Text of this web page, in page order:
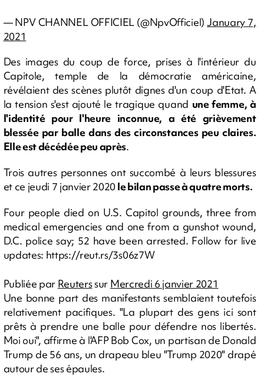
— NPV CHANNEL OFFICIEL (@NpvOfficiel)January 7,
2021
Des images du coup de force, prises à l'intérieur du
Capitole, temple de la démocratie américaine,
révélaient des scènes plutôt dignes d'un coup d'Etat. A
la tension s'est ajouté le tragique quand une femme, à
l'identité pour l'heure inconnue, a été grièvement
blessée par balle dans des circonstances peu claires.
Elle est décédée peu après.
Trois autres personnes ont succombé à leurs blessures
et ce jeudi 7 janvier 2020le bilan passe à quatre morts.
Four people died on U.S. Capitol grounds, three from
medical emergencies and one from a gunshot wound,
D.C. police say; 52 have been arrested. Follow for live
updates: https://reut.rs/3s06z7W
Publiée par Reuterssur Mercredi 6 janvier 2021
Une bonne part des manifestants semblaient toutefois
relativement pacifiques. "La plupart des gens ici sont
prêts à prendre une balle pour défendre nos libertés.
Moi oui", affirme à l'AFP Bob Cox, un partisan de Donald
Trump de 56 ans, un drapeau bleu "Trump 2020" drapé
autour de ses épaules.